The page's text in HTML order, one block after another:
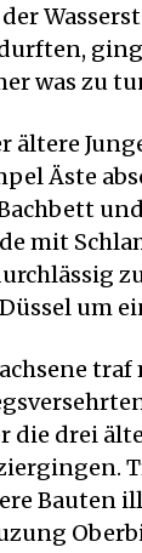
ging
was zu
ältere
Äste
mit
um
die drei
Bauten